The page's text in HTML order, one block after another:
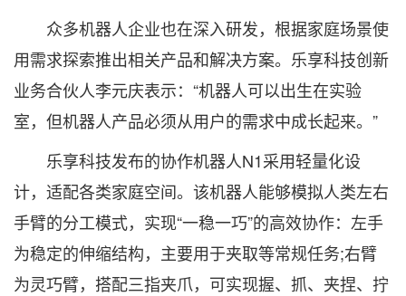
众多机器人企业也在深入研发，根据家庭场景使
用需求探索推出相关产品和解决方案。乐享科技创新
业务合伙人李元庆表示：“机器人可以出生在实验
室，但机器人产品必须从用户的需求中成长起来。”
乐享科技发布的协作机器人N1采用轻量化设
计，适配各类家庭空间。该机器人能够模拟人类左右
手臂的分工模式，实现“一稳一巧”的高效协作：左手
为稳定的伸缩结构，主要用于夹取等常规任务;右臂
为灵巧臂，搭配三指夹爪，可实现握、抓、夹捏、拧